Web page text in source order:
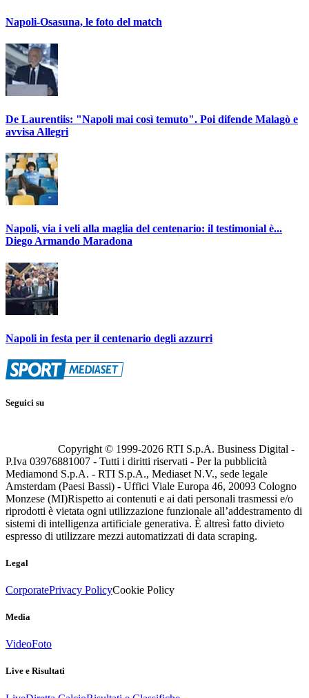
Napoli-Osasuna, le foto del match
De Laurentiis: "Napoli mai così temuto". Poi difende Malagò e
avvisa Allegri
Napoli, via i veli alla maglia del centenario: il testimonial è...
Diego Armando Maradona
Napoli in festa per il centenario degli azzurri
Seguici su
Copyright © 1999-2026 RTI S.p.A. Business Digital -
P.Iva 03976881007 - Tutti i diritti riservati - Per la pubblicità
Mediamond S.p.A. - RTI S.p.A., Mediaset N.V., sede legale
Amsterdam (Paesi Bassi) - Uffici Viale Europa 46, 20093 Cologno
Monzese (MI)Rispetto ai contenuti e ai dati personali trasmessi e/o
riprodotti è vietata ogni utilizzazione funzionale all’addestramento di
sistemi di intelligenza artificiale generativa. È altresì fatto divieto
espresso di utilizzare mezzi automatizzati di data scraping.
Legal
CorporatePrivacy PolicyCookie Policy
Media
VideoFoto
Live e Risultati